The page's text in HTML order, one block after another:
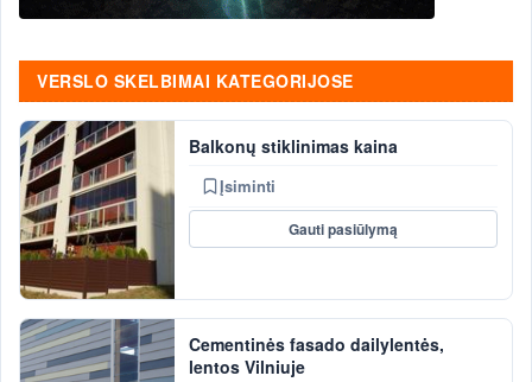
VERSLO SKELBIMAI KATEGORIJOSE
Balkonų stiklinimas kaina
Įsiminti
Gauti pasiūlymą
Cementinės fasado dailylentės,
lentos Vilniuje